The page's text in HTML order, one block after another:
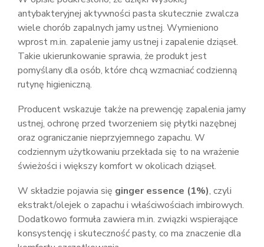
antybakteryjnej aktywności pasta skutecznie zwalcza
wiele chorób zapalnych jamy ustnej. Wymieniono
wprost m.in. zapalenie jamy ustnej i zapalenie dziąseł.
Takie ukierunkowanie sprawia, że produkt jest
pomyślany dla osób, które chcą wzmacniać codzienną
rutynę higieniczną.
Producent wskazuje także na prewencję zapalenia jamy
ustnej, ochronę przed tworzeniem się płytki nazębnej
oraz ograniczanie nieprzyjemnego zapachu. W
codziennym użytkowaniu przekłada się to na wrażenie
świeżości i większy komfort w okolicach dziąseł.
W składzie pojawia się ginger essence (1%), czyli
ekstrakt/olejek o zapachu i właściwościach imbirowych.
Dodatkowo formuła zawiera m.in. związki wspierające
konsystencję i skuteczność pasty, co ma znaczenie dla